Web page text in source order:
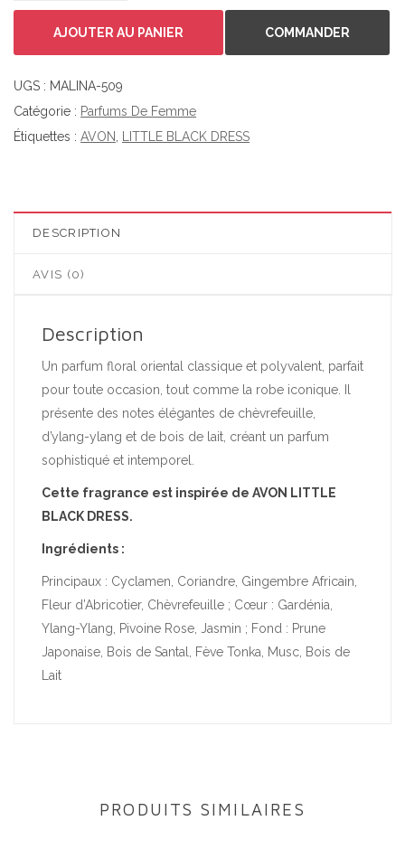
AJOUTER AU PANIER COMMANDER
UGS : MALINA-509
Catégorie : Parfums De Femme
Étiquettes : AVON LITTLE BLACK DRESS
DESCRIPTION
AVIS (0)
Description
Un parfum floral oriental classique et polyvalent, parfait
pour toute occasion, tout comme la robe iconique. Il
présente des notes élégantes de chèvrefeuille,
d’ylang-ylang et de bois de lait, créant un parfum
sophistiqué et intemporel.
Cette fragrance est inspirée de AVON LITTLE
BLACK DRESS.
Ingrédients :
Principaux : Cyclamen, Coriandre, Gingembre Africain,
Fleur d’Abricotier, Chèvrefeuille ; Cœur : Gardénia,
Ylang-Ylang, Pivoine Rose, Jasmin ; Fond : Prune
Japonaise, Bois de Santal, Fève Tonka, Musc, Bois de
Lait
PRODUITS SIMILAIRES